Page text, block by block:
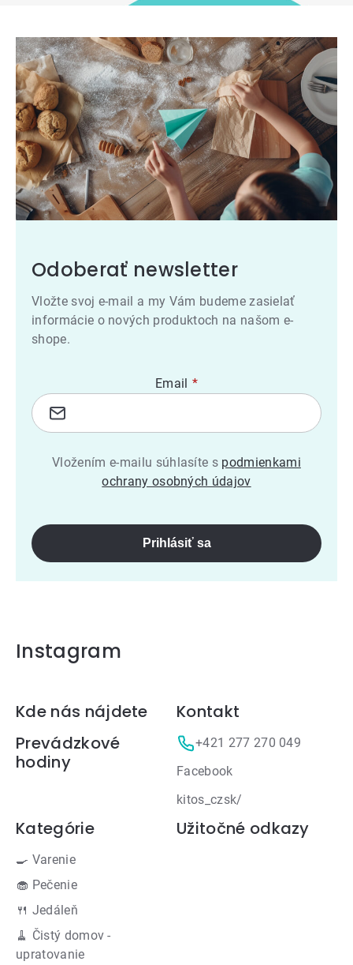
Odoberať newsletter
Vložte svoj e-mail a my Vám budeme zasielať
informácie o nových produktoch na našom e-
shope.
Email
Vložením e-mailu súhlasíte s podmienkami
ochrany osobných údajov
Prihlásiť sa
Instagram
Zápätie
Kde nás nájdete
Prevádzkové
hodiny
Kontakt
+421 277 270 049
Facebook
kitos_czsk/
Kategórie
🍳 Varenie
🧁 Pečenie
🍴 Jedáleň
🧹 Čistý domov -
upratovanie
Užitočné odkazy